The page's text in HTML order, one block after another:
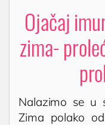
OPŠTA
Lekar opšte
EHO srca
Holter EKG
Ojačaj
zima-
Nalazimo se u
Zima polako